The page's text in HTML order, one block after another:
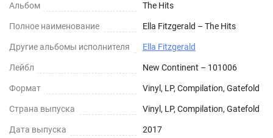
Альбом The Hits
Полное наименование Ella Fitzgerald – The Hits
Другие альбомы исполнителя Ella Fitzgerald
Лейбл New Continent – 101006
Формат Vinyl, LP, Compilation, Gatefold
Страна выпуска Vinyl, LP, Compilation, Gatefold
Дата выпуска 2017